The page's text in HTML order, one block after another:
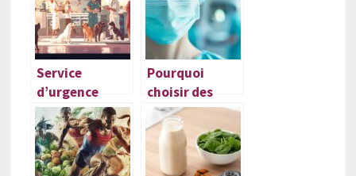
besoins :
suivez notre
guide
d’urgence à
Toulouse
24h/24
Service
d’urgence
vétérinaire à
Toulouse :
Emergence,
Urgence
Pourquoi
choisir des
masques
chirurgicaux
pour une
protection